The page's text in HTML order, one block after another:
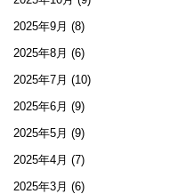
2025年9月 (8)
2025年8月 (6)
2025年7月 (10)
2025年6月 (9)
2025年5月 (9)
2025年4月 (7)
2025年3月 (6)